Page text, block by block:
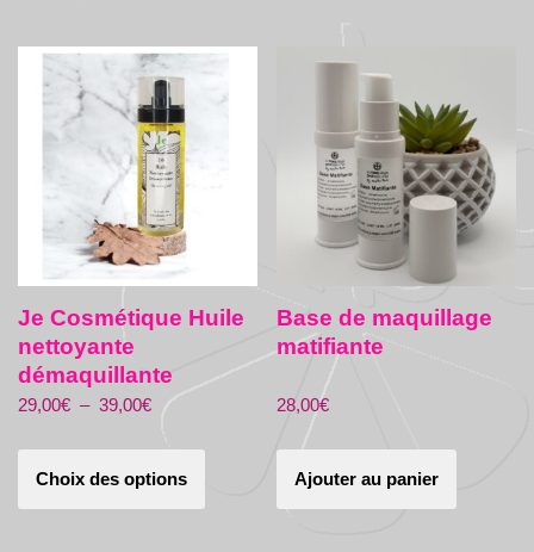
Je Cosmétique Huile
nettoyante
démaquillante
29,00€ – 39,00€
Choix des options
Base de maquillage
matifiante
28,00€
Ajouter au panier